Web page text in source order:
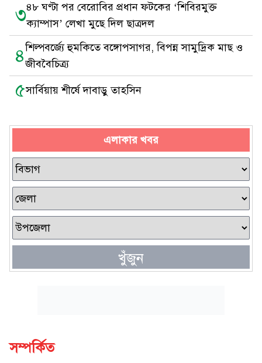
৩৪৮ ঘণ্টা পর বেরোবির প্রধান ফটকের ‘শিবিরমুক্ত
ক্যাম্পাস’ লেখা মুছে দিল ছাত্রদল
৪শিল্পবর্জ্যে হুমকিতে বঙ্গোপসাগর, বিপন্ন সামুদ্রিক মাছ ও
জীববৈচিত্র্য
৫সার্বিয়ায় শীর্ষে দাবাড়ু তাহসিন
এলাকার খবর
খুঁজুন
সম্পর্কিত